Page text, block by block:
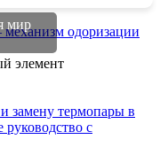
мир
механизм одоризации
элемент
замену термопары в
руководство с